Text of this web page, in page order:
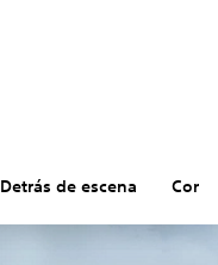
Detrás de escena